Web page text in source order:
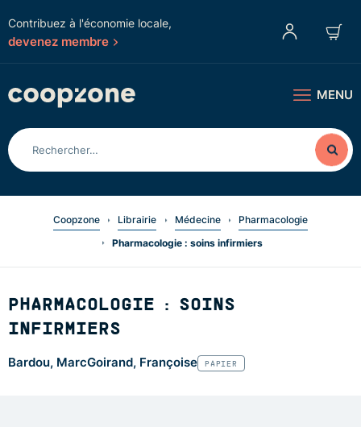
Contribuez à l'économie locale,
devenez membre
MENU
Coopzone Librairie Médecine
Pharmacologie
Pharmacologie : soins infirmiers
PHARMACOLOGIE : SOINS
INFIRMIERS
Bardou, MarcGoirand, Françoise PAPIER